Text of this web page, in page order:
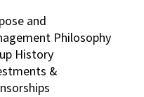
and
Philosophy
History
&